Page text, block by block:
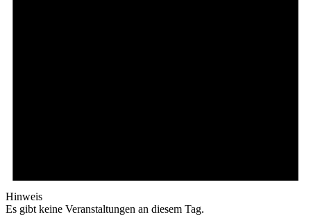
Hinweis
Es gibt keine Veranstaltungen an diesem Tag.